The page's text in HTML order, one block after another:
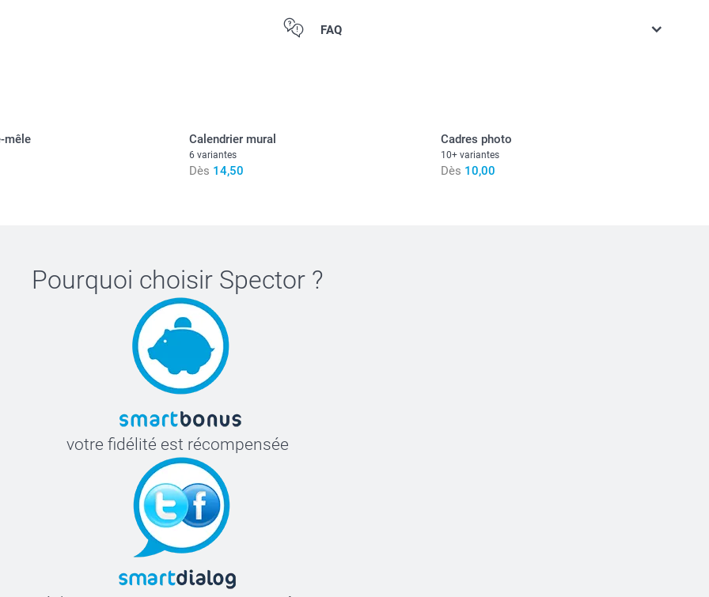
Tous les prix sont TVA incluse
FAQ
mêle Calendrier mural
6 variantes
Dès 14,50
Cadres photo
10+ variantes
Dès 10,00
Pourquoi choisir Spector?
votre fidélité est récompensée